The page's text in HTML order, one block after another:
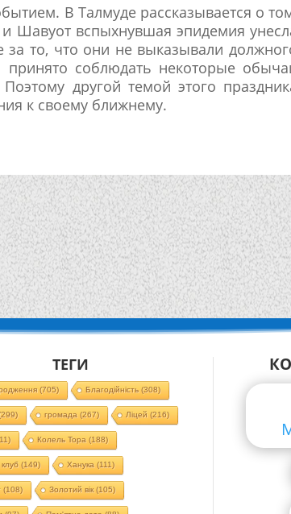
В Талмуде рассказывается о
Шавуот вспыхнувшая эпидемия
то, что они не выказывали
принято соблюдать некоторые
другой темой этого
к своему ближнему.
ТЕГИ
(705) Благодійність (308)
громада (267) Ліцей (216)
Колель Тора (188)
(149) Ханука (111)
(108) Золотий вік(105)